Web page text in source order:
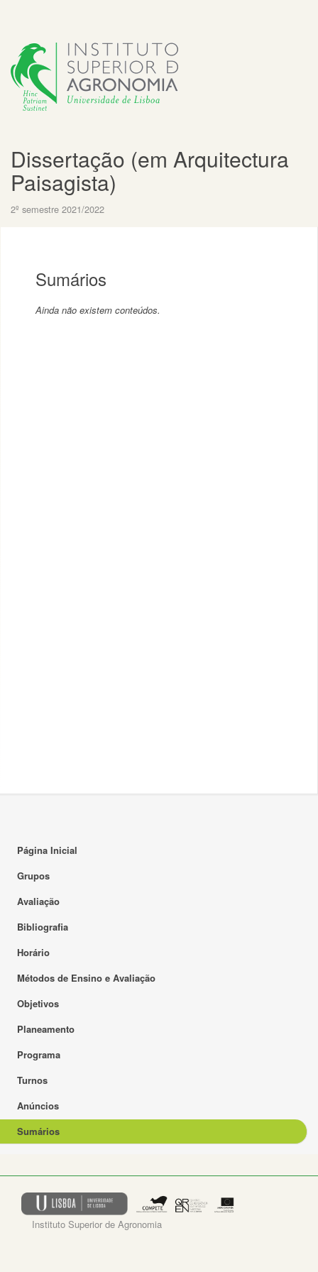
Dissertação (em Arquitectura
Paisagista)
2º semestre 2021/2022
Sumários
Ainda não existem conteúdos.
Página Inicial
Grupos
Avaliação
Bibliografia
Horário
Métodos de Ensino e Avaliação
Objetivos
Planeamento
Programa
Turnos
Anúncios
Sumários
Instituto Superior de Agronomia